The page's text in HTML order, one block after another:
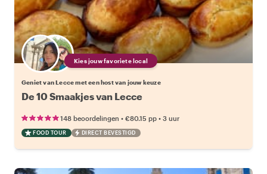
Kies jouw favoriete local
Geniet van Lecce met een host van jouw keuze
De 10 Smaakjes van Lecce
148 beoordelingen • €80.15 pp • 3 uur
FOOD TOUR DIRECT BEVESTIGD